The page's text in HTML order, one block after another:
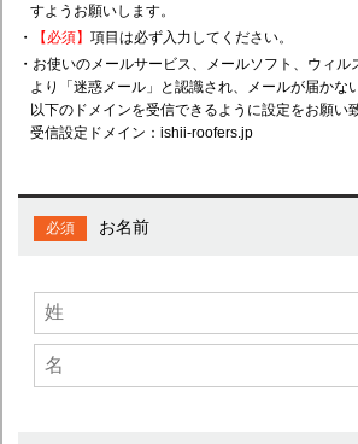
すようお願いします。
・
【必須】項目は必ず入力してください。
・お使いのメールサービス、メールソフト、ウィル
より「迷惑メール」と認識され、メールが届かな
以下のドメインを受信できるように設定をお願い
受信設定ドメイン：ishii-roofers.jp
お名前